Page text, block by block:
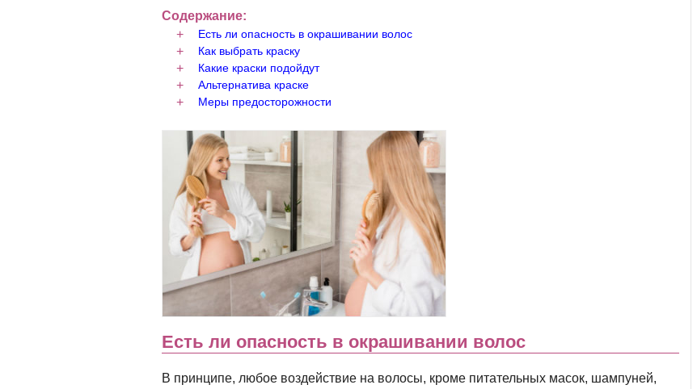
Содержание:
Есть ли опасность в окрашивании волос
Как выбрать краску
Какие краски подойдут
Альтернатива краске
Меры предосторожности
Есть ли опасность в окрашивании волос
В принципе, любое воздействие на волосы, кроме питательных масок, шампуней,